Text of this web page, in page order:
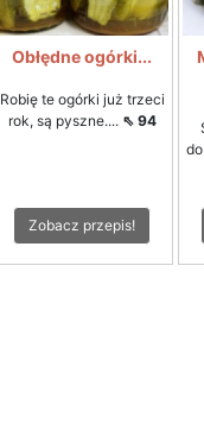
Obłędne ogórki...
Robię te ogórki już trzeci
rok, są pyszne.... ⇖ 94
Zobacz przepis!